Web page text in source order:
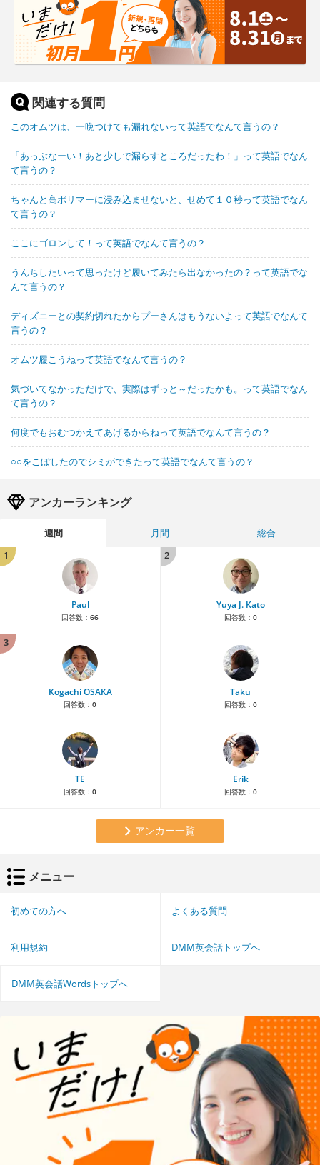
関連する質問
このオムツは、一晩つけても漏れないって英語でなんて言うの？
「あっぶなーい！あと少しで漏らすところだったわ！」って英語でなん
て言うの？
ちゃんと高ポリマーに浸み込ませないと、せめて１０秒って英語でなん
て言うの？
ここにゴロンして！って英語でなんて言うの？
うんちしたいって思ったけど履いてみたら出なかったの？って英語でな
んて言うの？
ディズニーとの契約切れたからプーさんはもうないよって英語でなんて
言うの？
オムツ履こうねって英語でなんて言うの？
気づいてなかっただけで、実際はずっと～だったかも。って英語でなん
て言うの？
何度でもおむつかえてあげるからねって英語でなんて言うの？
○○をこぼしたのでシミができたって英語でなんて言うの？
アンカーランキング
週間 月間
総合
1
Paul
回答数： 66
2
Yuya J. Kato
回答数： 0
3
Kogachi OSAKA
回答数： 0
Taku
回答数： 0
TE
回答数： 0
Erik
回答数： 0
アンカー一覧
メニュー
初めての方へ よくある質問
利用規約 DMM英会話トップへ
DMM英会話Wordsトップへ